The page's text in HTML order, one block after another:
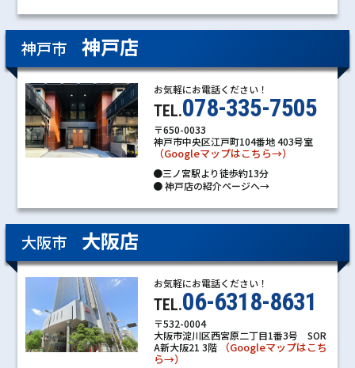
神戸市 神戸店
お気軽にお電話ください！
TEL.078-335-7505
〒650-0033
神戸市中央区江戸町104番地 403号室
（Googleマップはこちら→）
●三ノ宮駅より徒歩約13分
●神戸店の紹介ページへ→
大阪市 大阪店
お気軽にお電話ください！
TEL.06-6318-8631
〒532-0004
大阪市淀川区西宮原二丁目1番3号 SOR
A新大阪21 3階
（Googleマップはこち
ら→）